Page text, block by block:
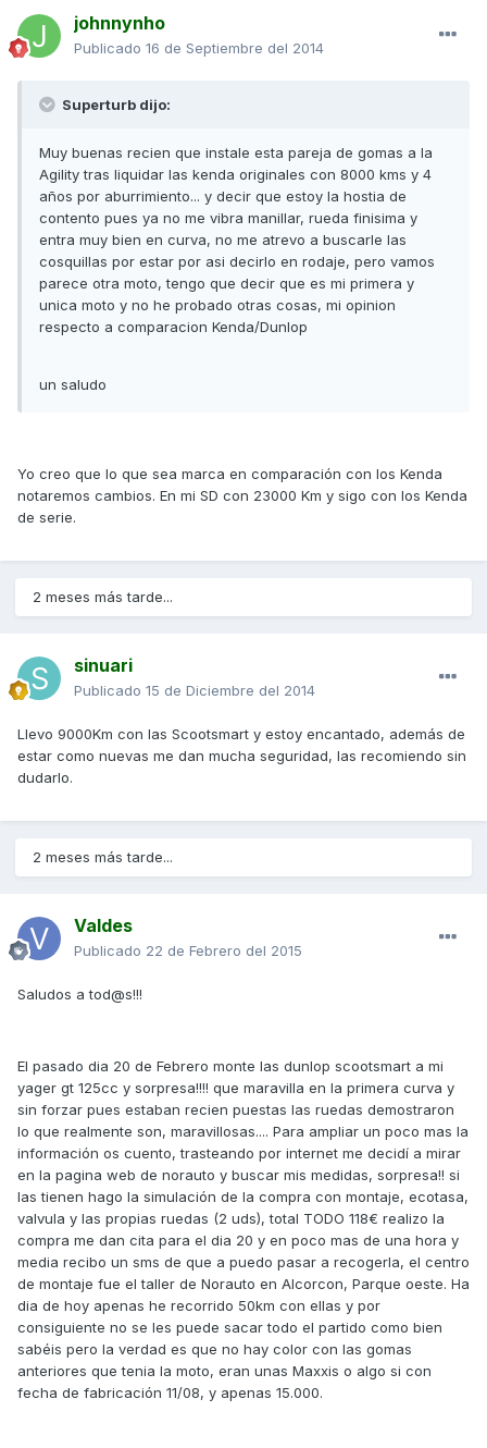
johnnynho
Publicado 16 de Septiembre del 2014
Superturb dijo:
Muy buenas recien que instale esta pareja de gomas a la
Agility tras liquidar las kenda originales con 8000 kms y 4
años por aburrimiento... y decir que estoy la hostia de
contento pues ya no me vibra manillar, rueda finisima y
entra muy bien en curva, no me atrevo a buscarle las
cosquillas por estar por asi decirlo en rodaje, pero vamos
parece otra moto, tengo que decir que es mi primera y
unica moto y no he probado otras cosas, mi opinion
respecto a comparacion Kenda/Dunlop
un saludo
Yo creo que lo que sea marca en comparación con los Kenda
notaremos cambios. En mi SD con 23000 Km y sigo con los Kenda
de serie.
2 meses más tarde...
sinuari
Publicado 15 de Diciembre del 2014
Llevo 9000Km con las Scootsmart y estoy encantado, además de
estar como nuevas me dan mucha seguridad, las recomiendo sin
dudarlo.
2 meses más tarde...
Valdes
Publicado 22 de Febrero del 2015
Saludos a tod@s!!!
El pasado dia 20 de Febrero monte las dunlop scootsmart a mi
yager gt 125cc y sorpresa!!!! que maravilla en la primera curva y
sin forzar pues estaban recien puestas las ruedas demostraron
lo que realmente son, maravillosas.... Para ampliar un poco mas la
información os cuento, trasteando por internet me decidí a mirar
en la pagina web de norauto y buscar mis medidas, sorpresa!! si
las tienen hago la simulación de la compra con montaje, ecotasa,
valvula y las propias ruedas (2 uds), total TODO 118€ realizo la
compra me dan cita para el dia 20 y en poco mas de una hora y
media recibo un sms de que a puedo pasar a recogerla, el centro
de montaje fue el taller de Norauto en Alcorcon, Parque oeste. Ha
dia de hoy apenas he recorrido 50km con ellas y por
consiguiente no se les puede sacar todo el partido como bien
sabéis pero la verdad es que no hay color con las gomas
anteriores que tenia la moto, eran unas Maxxis o algo si con
fecha de fabricación 11/08, y apenas 15.000.